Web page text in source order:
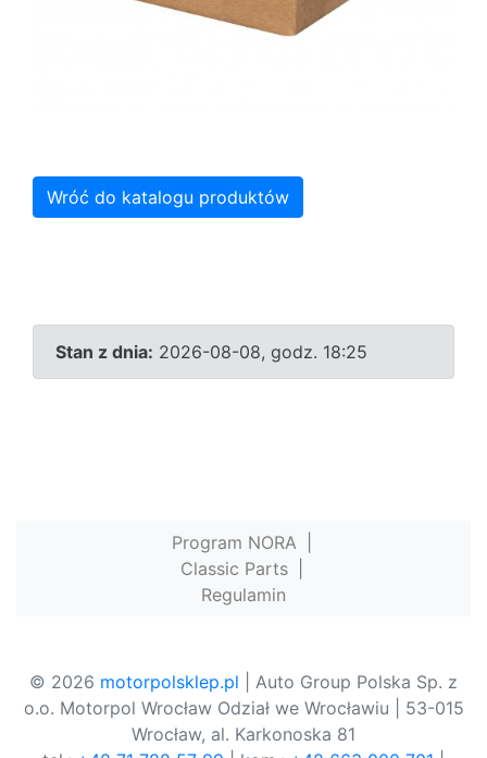
Wróć do katalogu produktów
Stan z dnia: 2026-08-08, godz. 18:25
Program NORA
Classic Parts
Regulamin
© 2026 motorpolsklep.pl | Auto Group Polska Sp. z
o.o. Motorpol Wrocław Odział we Wrocławiu | 53-015
Wrocław, al. Karkonoska 81